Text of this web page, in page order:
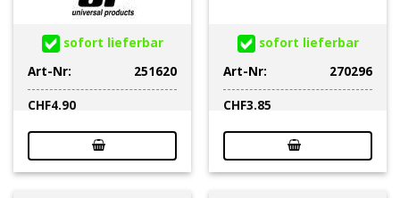
sofort lieferbar
Art-Nr:
251620
CHF4.90
sofort lieferbar
Art-Nr:
270296
CHF3.85